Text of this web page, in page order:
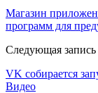
Магазин
программ для
Следующая запись
VK собирается
Видео